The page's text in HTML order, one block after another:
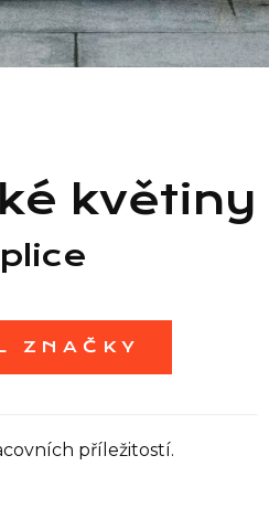
prodejen
květiny
ZNAČKY
příležitostí.